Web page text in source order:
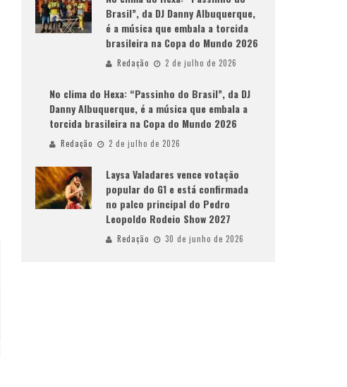
Brasil”, da DJ Danny Albuquerque,
é a música que embala a torcida
brasileira na Copa do Mundo 2026
Redação 2 de julho de 2026
No clima do Hexa: “Passinho do Brasil”, da DJ
Danny Albuquerque, é a música que embala a
torcida brasileira na Copa do Mundo 2026
Redação 2 de julho de 2026
Laysa Valadares vence votação
popular do G1 e está confirmada
no palco principal do Pedro
Leopoldo Rodeio Show 2027
Redação 30 de junho de 2026